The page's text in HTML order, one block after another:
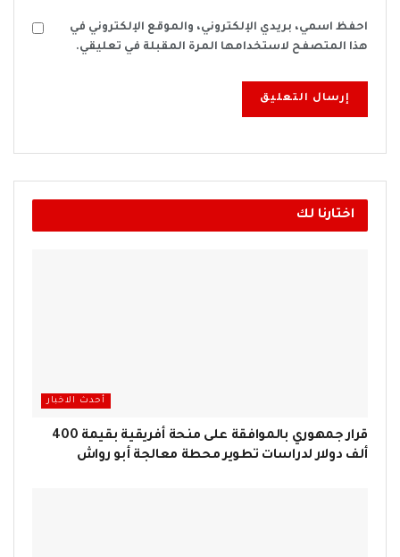
احفظ اسمي، بريدي الإلكتروني، والموقع الإلكتروني في
هذا المتصفح لاستخدامها المرة المقبلة في تعليقي.
اختارنا لك
أحدث الاخبار
قرار جمهوري بالموافقة على منحة أفريقية بقيمة 400
ألف دولار لدراسات تطوير محطة معالجة أبو رواش